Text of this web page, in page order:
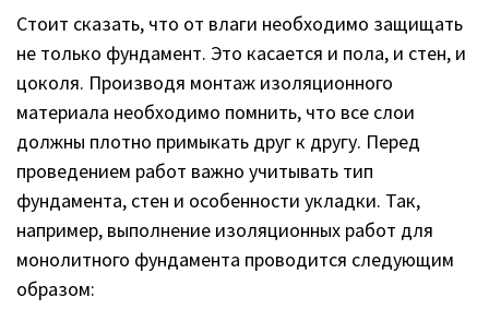
Стоит сказать, что от влаги необходимо защищать
не только фундамент. Это касается и пола, и стен, и
цоколя. Производя монтаж изоляционного
материала необходимо помнить, что все слои
должны плотно примыкать друг к другу. Перед
проведением работ важно учитывать тип
фундамента, стен и особенности укладки. Так,
например, выполнение изоляционных работ для
монолитного фундамента проводится следующим
образом: